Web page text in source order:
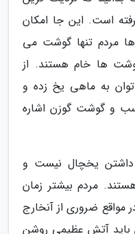
قرار گرفته است. این جا امکان
مردم تنها گوشت می
ها خام هستند. از
به ماهی یخ زده و
و گوشت گوزن اشاره
یخچال نیست و
مردم بیشتر زمان
مواقع ضروری از آنخارج
باید آتش عظیمی روشن